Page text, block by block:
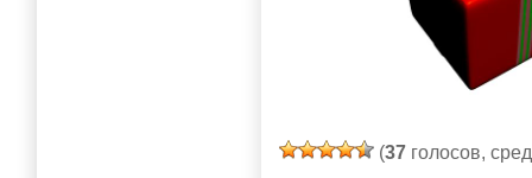
(37 голосов,